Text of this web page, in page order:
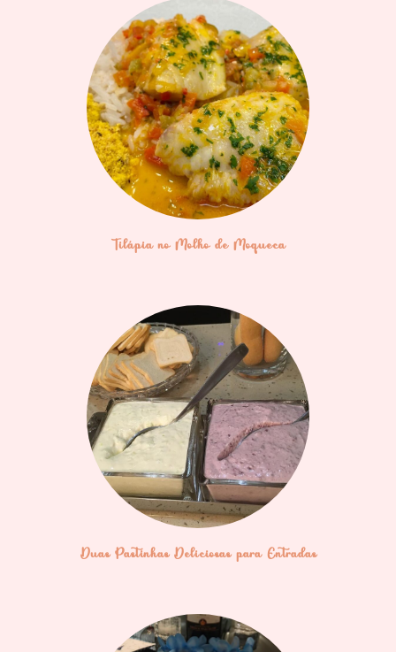
Tilápia no Molho de Moqueca
Duas Pastinhas Deliciosas para Entradas